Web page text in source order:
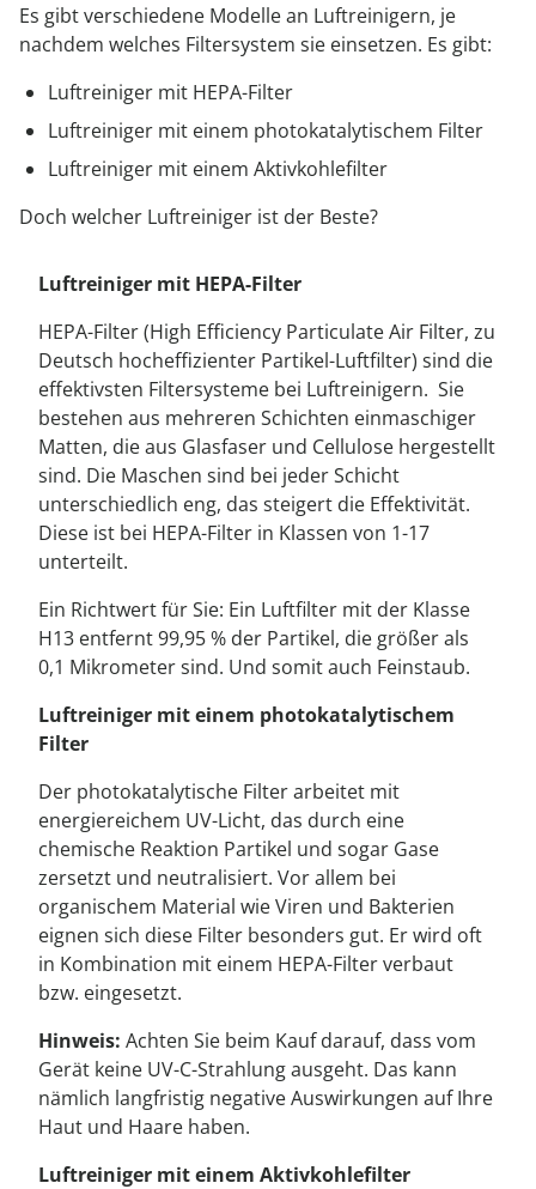
Es gibt verschiedene Modelle an Luftreinigern, je
nachdem welches Filtersystem sie einsetzen. Es gibt:
Luftreiniger mit HEPA-Filter
Luftreiniger mit einem photokatalytischem Filter
Luftreiniger mit einem Aktivkohlefilter
Doch welcher Luftreiniger ist der Beste?
Luftreiniger mit HEPA-Filter
HEPA-Filter (High Efficiency Particulate Air Filter, zu
Deutsch hocheffizienter Partikel-Luftfilter) sind die
effektivsten Filtersysteme bei Luftreinigern. Sie
bestehen aus mehreren Schichten einmaschiger
Matten, die aus Glasfaser und Cellulose hergestellt
sind. Die Maschen sind bei jeder Schicht
unterschiedlich eng, das steigert die Effektivität.
Diese ist bei HEPA-Filter in Klassen von 1-17
unterteilt.
Ein Richtwert für Sie: Ein Luftfilter mit der Klasse
H13 entfernt 99,95 % der Partikel, die größer als
0,1 Mikrometer sind. Und somit auch Feinstaub.
Luftreiniger mit einem photokatalytischem
Filter
Der photokatalytische Filter arbeitet mit
energiereichem UV-Licht, das durch eine
chemische Reaktion Partikel und sogar Gase
zersetzt und neutralisiert. Vor allem bei
organischem Material wie Viren und Bakterien
eignen sich diese Filter besonders gut. Er wird oft
in Kombination mit einem HEPA-Filter verbaut
bzw. eingesetzt.
Hinweis: Achten Sie beim Kauf darauf, dass vom
Gerät keine UV-C-Strahlung ausgeht. Das kann
nämlich langfristig negative Auswirkungen auf Ihre
Haut und Haare haben.
Luftreiniger mit einem Aktivkohlefilter